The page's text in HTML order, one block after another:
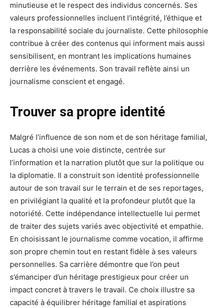
minutieuse et le respect des individus concernés. Ses
valeurs professionnelles incluent l’intégrité, l’éthique et
la responsabilité sociale du journaliste. Cette philosophie
contribue à créer des contenus qui informent mais aussi
sensibilisent, en montrant les implications humaines
derrière les événements. Son travail reflète ainsi un
journalisme conscient et engagé.
Trouver sa propre identité
Malgré l’influence de son nom et de son héritage familial,
Lucas a choisi une voie distincte, centrée sur
l’information et la narration plutôt que sur la politique ou
la diplomatie. Il a construit son identité professionnelle
autour de son travail sur le terrain et de ses reportages,
en privilégiant la qualité et la profondeur plutôt que la
notoriété. Cette indépendance intellectuelle lui permet
de traiter des sujets variés avec objectivité et empathie.
En choisissant le journalisme comme vocation, il affirme
son propre chemin tout en restant fidèle à ses valeurs
personnelles. Sa carrière démontre que l’on peut
s’émanciper d’un héritage prestigieux pour créer un
impact concret à travers le travail. Ce choix illustre sa
capacité à équilibrer héritage familial et aspirations